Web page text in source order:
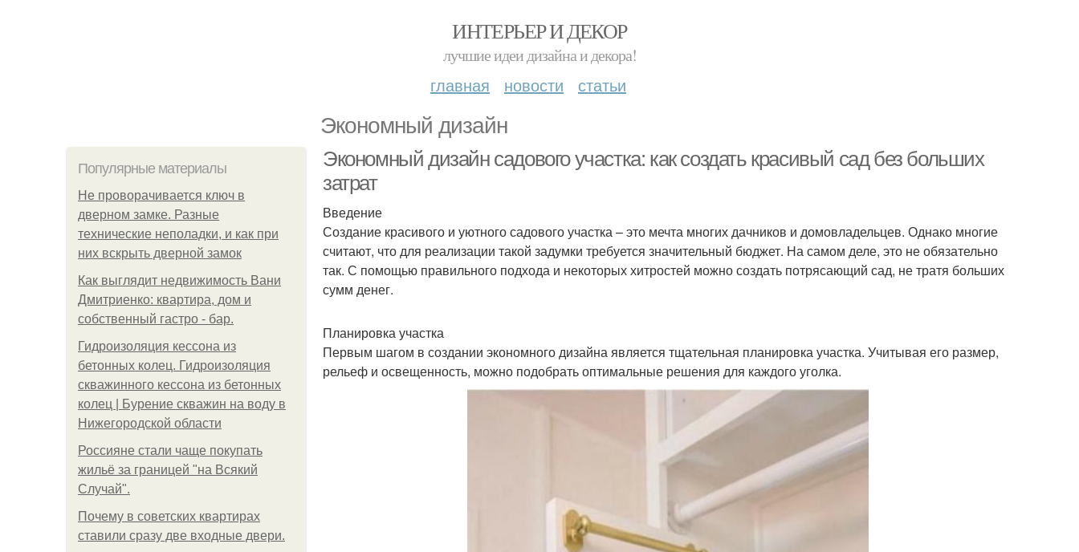
ИНТЕРЬЕР И ДЕКОР
лучшие идеи дизайна и декора!
главная новости статьи
Экономный дизайн
Популярные материалы
Не проворачивается ключ в
дверном замке. Разные
технические неполадки, и как при
них вскрыть дверной замок
Как выглядит недвижимость Вани
Дмитриенко: квартира, дом и
собственный гастро - бар.
Гидроизоляция кессона из
бетонных колец. Гидроизоляция
скважинного кессона из бетонных
колец | Бурение скважин на воду в
Нижегородской области
Россияне стали чаще покупать
жильё за границей "на Всякий
Случай".
Почему в советских квартирах
ставили сразу две входные двери.
Экономный дизайн садового участка: как создать красивый сад без больших
затрат
Введение
Создание красивого и уютного садового участка – это мечта многих дачников и домовладельцев. Однако многие
считают, что для реализации такой задумки требуется значительный бюджет. На самом деле, это не обязательно
так. С помощью правильного подхода и некоторых хитростей можно создать потрясающий сад, не тратя больших
сумм денег.
Планировка участка
Первым шагом в создании экономного дизайна является тщательная планировка участка. Учитывая его размер,
рельеф и освещенность, можно подобрать оптимальные решения для каждого уголка.